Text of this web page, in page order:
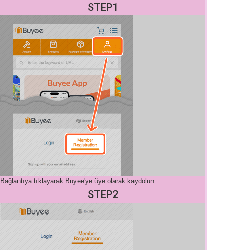
STEP1
Bağlantıya tıklayarak Buyee'ye üye olarak kaydolun.
STEP2